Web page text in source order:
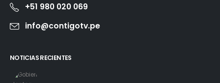
+51 980 020 069
info@contigotv.pe
NOTICIAS RECIENTES